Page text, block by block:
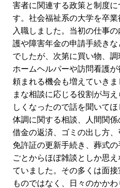
害者に関連する政策と制度
す。社会福祉系の大学を卒
入職しました。当初の仕事
護や障害年金の申請手続き
でしたが、次第に買い物、
ホームヘルパーや訪問看護
頼まれる機会も増えていき
まな相談に応じる役割が与
しくなったので話を聞いてほ
体調に関する相談、人間関係
借金の返済、ゴミの出し方
免許証の更新手続き、葬式
ごとからほぼ雑談としか思
ていました。その多くは面
ものではなく、日々のかか